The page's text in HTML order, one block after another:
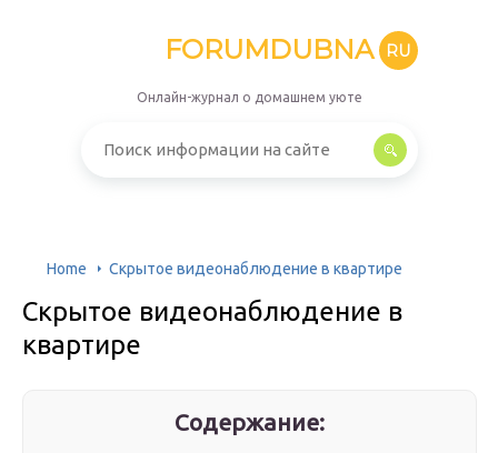
FORUMDUBNA RU
Онлайн-журнал о домашнем уюте
Home Скрытое видеонаблюдение в квартире
Скрытое видеонаблюдение в
квартире
Содержание: